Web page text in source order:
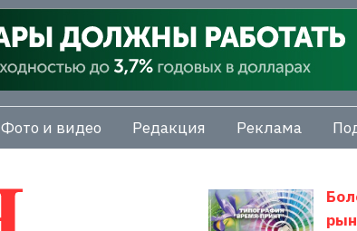
Фото и видео Редакция Реклама